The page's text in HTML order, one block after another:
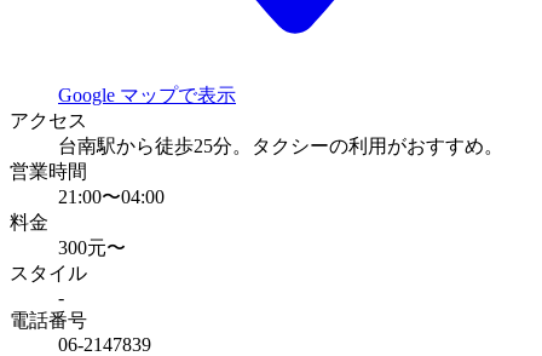
Google マップで表示
アクセス
台南駅から徒歩25分。タクシーの利用がおすすめ。
営業時間
21:00〜04:00
料金
300元〜
スタイル
-
電話番号
06-2147839